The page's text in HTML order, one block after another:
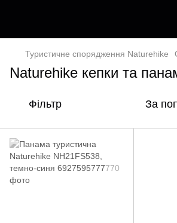
Туристичне спорядження Naturehike
Naturehike кепки та
Фільтр За